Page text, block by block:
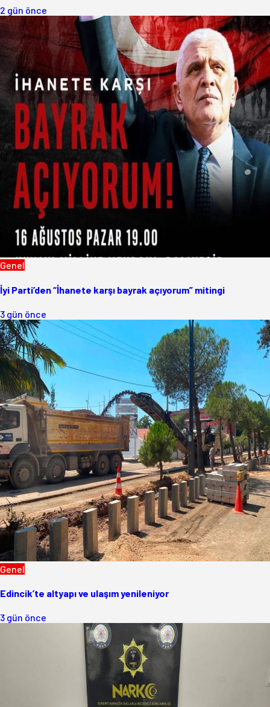
2 gün önce
Genel
İyi Parti’den “İhanete karşı bayrak açıyorum” mitingi
3 gün önce
Genel
Edincik’te altyapı ve ulaşım yenileniyor
3 gün önce